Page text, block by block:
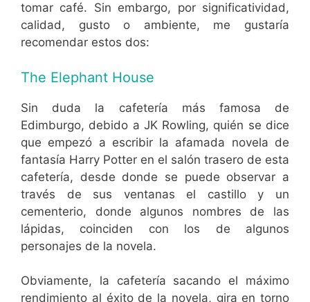
tomar café. Sin embargo, por significatividad,
calidad, gusto o ambiente, me gustaría
recomendar estos dos:
The Elephant House
Sin duda la cafetería más famosa de
Edimburgo, debido a JK Rowling, quién se dice
que empezó a escribir la afamada novela de
fantasía Harry Potter en el salón trasero de esta
cafetería, desde donde se puede observar a
través de sus ventanas el castillo y un
cementerio, donde algunos nombres de las
lápidas, coinciden con los de algunos
personajes de la novela.
Obviamente, la cafetería sacando el máximo
rendimiento al éxito de la novela, gira en torno